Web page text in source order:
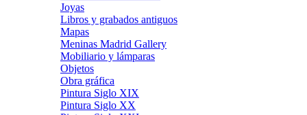
Joyas
Libros y grabados antiguos
Mapas
Meninas Madrid Gallery
Mobiliario y lámparas
Objetos
Obra gráfica
Pintura Siglo XIX
Pintura Siglo XX